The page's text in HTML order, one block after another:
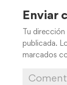
Enviar
Tu
publicada.
marcados